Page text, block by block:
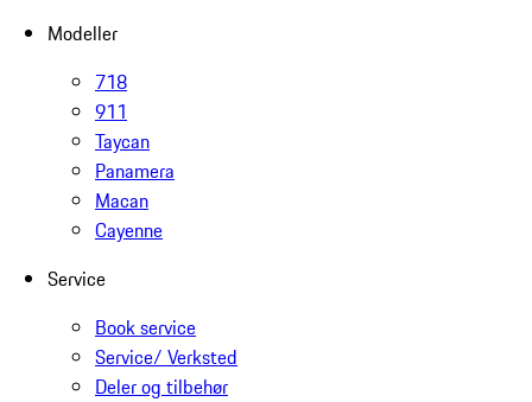
Modeller
718
911
Taycan
Panamera
Macan
Cayenne
Service
Book service
Service/ Verksted
Deler og tilbehør